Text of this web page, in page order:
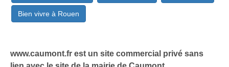
Bien vivre à Rouen
www.caumont.fr est un site commercial privé sans